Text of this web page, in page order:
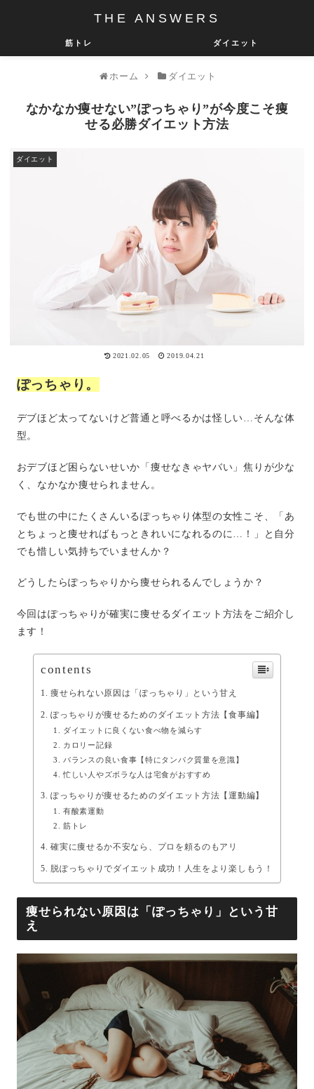
THE ANSWERS
筋トレ ダイエット
ホーム ダイエット
なかなか痩せない”ぽっちゃり”が今度こそ痩
せる必勝ダイエット方法
ダイエット
2021.02.05 2019.04.21
ぽっちゃり。
デブほど太ってないけど普通と呼べるかは怪しい…そんな体
型。
おデブほど困らないせいか「痩せなきゃヤバい」焦りが少な
く、なかなか痩せられません。
でも世の中にたくさんいるぽっちゃり体型の女性こそ、「あ
とちょっと痩せればもっときれいになれるのに…！」と自分
でも惜しい気持ちでいませんか？
どうしたらぽっちゃりから痩せられるんでしょうか？
今回はぽっちゃりが確実に痩せるダイエット方法をご紹介し
ます！
contents
痩せられない原因は「ぽっちゃり」という甘え
ぽっちゃりが痩せるためのダイエット方法【食事編】
ダイエットに良くない食べ物を減らす
カロリー記録
バランスの良い食事【特にタンパク質量を意識】
忙しい人やズボラな人は宅食がおすすめ
ぽっちゃりが痩せるためのダイエット方法【運動編】
有酸素運動
筋トレ
確実に痩せるか不安なら、プロを頼るのもアリ
脱ぽっちゃりでダイエット成功！人生をより楽しもう！
痩せられない原因は「ぽっちゃり」という甘
え